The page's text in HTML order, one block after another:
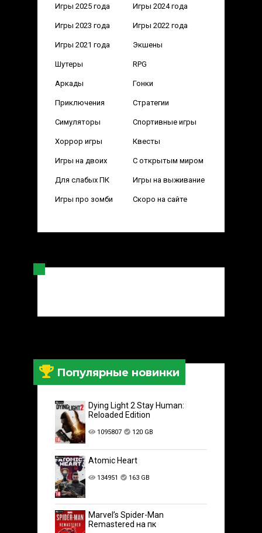
Игры 2025 года Игры 2024 года
Игры 2023 года Игры 2022 года
Игры 2021 года Экшены
Шутеры RPG
Аркады Гонки
Приключения Стратегии
Симуляторы Спортивные игры
Хоррор игры Квесты
Игры на двоих С открытым миром
Для слабых ПК Игры на выживание
Игры про зомби Скоро на сайте
Популярные новинки
Dying Light 2 Stay Human:
Reloaded Edition
1095807 120 GB
Atomic Heart
134951 163 GB
Marvel’s Spider-Man
Remastered на пк